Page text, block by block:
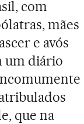
com
mães
e avós
um diário
que na